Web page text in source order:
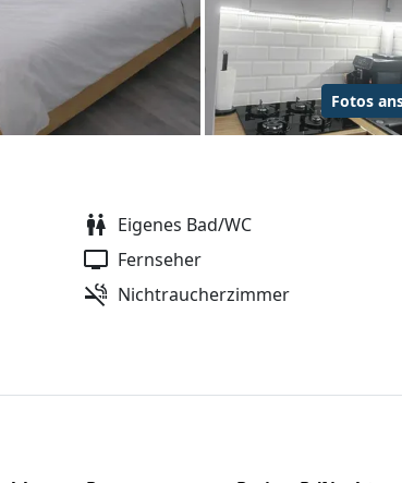
Fotos
Eigenes Bad/WC
Fernseher
Nichtraucherzimmer